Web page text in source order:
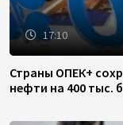
17:10
Страны ОПЕК+
нефти на 400 тыс.